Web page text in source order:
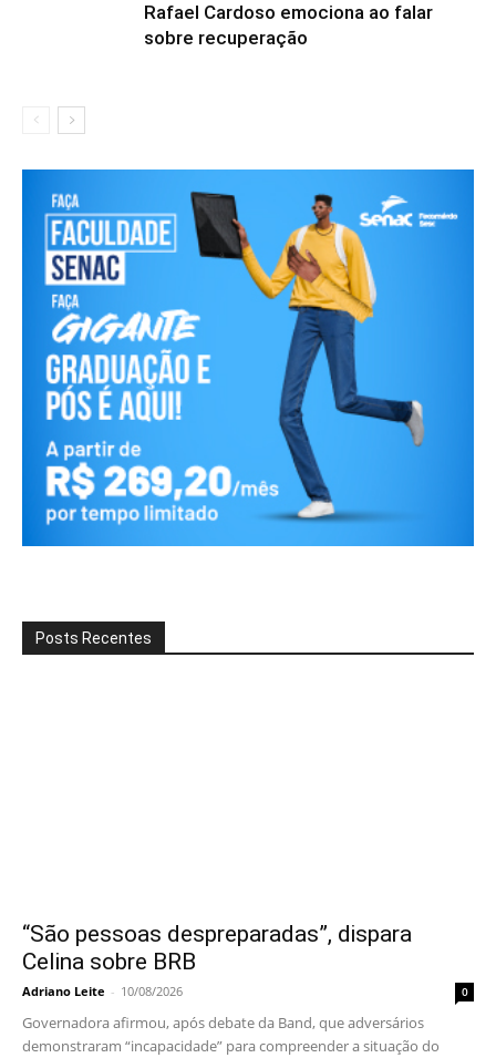
Rafael Cardoso emociona ao falar
sobre recuperação
Posts Recentes
“São pessoas despreparadas”, dispara
Celina sobre BRB
Adriano Leite - 10/08/2026 0
Governadora afirmou, após debate da Band, que adversários
demonstraram “incapacidade” para compreender a situação do